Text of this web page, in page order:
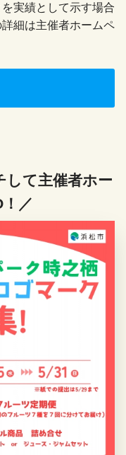
実績として示す場合
細は主催者ホームペ
して主催者ホー
／